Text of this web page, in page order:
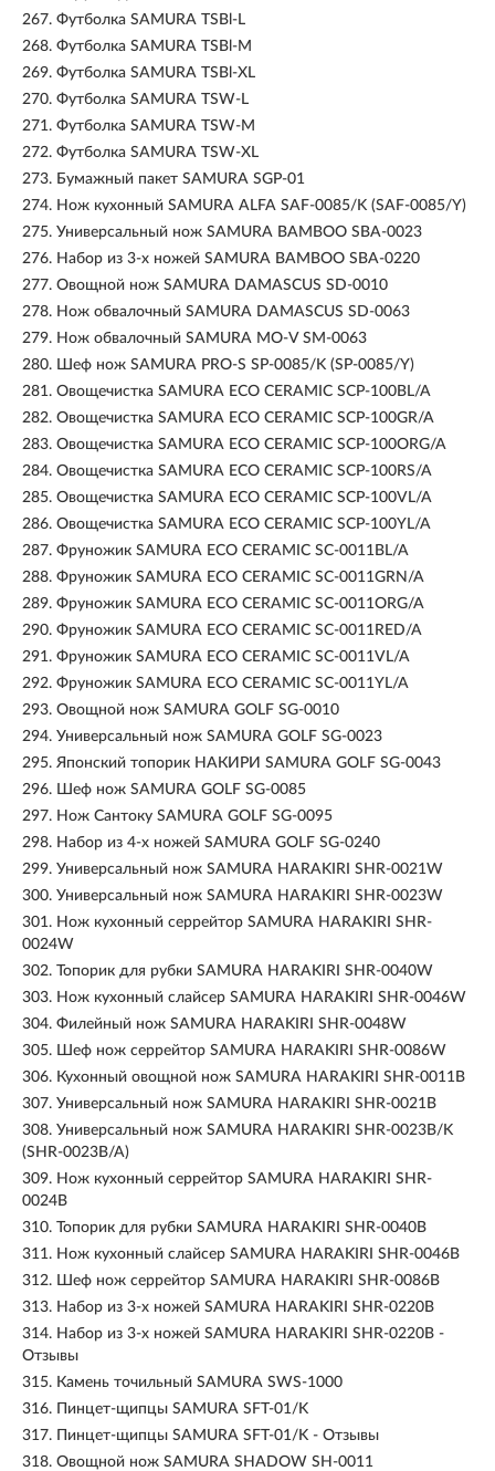
267. Футболка SAMURA TSBl-L
268. Футболка SAMURA TSBl-M
269. Футболка SAMURA TSBl-XL
270. Футболка SAMURA TSW-L
271. Футболка SAMURA TSW-M
272. Футболка SAMURA TSW-XL
273. Бумажный пакет SAMURA SGP-01
274. Нож кухонный SAMURA ALFA SAF-0085/K (SAF-0085/Y)
275. Универсальный нож SAMURA BAMBOO SBA-0023
276. Набор из 3-х ножей SAMURA BAMBOO SBA-0220
277. Овощной нож SAMURA DAMASCUS SD-0010
278. Нож обвалочный SAMURA DAMASCUS SD-0063
279. Нож обвалочный SAMURA MO-V SM-0063
280. Шеф нож SAMURA PRO-S SP-0085/K (SP-0085/Y)
281. Овощечистка SAMURA ECO CERAMIC SCP-100BL/A
282. Овощечистка SAMURA ECO CERAMIC SCP-100GR/A
283. Овощечистка SAMURA ECO CERAMIC SCP-100ORG/A
284. Овощечистка SAMURA ECO CERAMIC SCP-100RS/A
285. Овощечистка SAMURA ECO CERAMIC SCP-100VL/A
286. Овощечистка SAMURA ECO CERAMIC SCP-100YL/A
287. Фруножик SAMURA ECO CERAMIC SC-0011BL/A
288. Фруножик SAMURA ECO CERAMIC SC-0011GRN/A
289. Фруножик SAMURA ECO CERAMIC SC-0011ORG/A
290. Фруножик SAMURA ECO CERAMIC SC-0011RED/A
291. Фруножик SAMURA ECO CERAMIC SC-0011VL/A
292. Фруножик SAMURA ECO CERAMIC SC-0011YL/A
293. Овощной нож SAMURA GOLF SG-0010
294. Универсальный нож SAMURA GOLF SG-0023
295. Японский топорик НАКИРИ SAMURA GOLF SG-0043
296. Шеф нож SAMURA GOLF SG-0085
297. Нож Сантоку SAMURA GOLF SG-0095
298. Набор из 4-x ножей SAMURA GOLF SG-0240
299. Универсальный нож SAMURA HARAKIRI SHR-0021W
300. Универсальный нож SAMURA HARAKIRI SHR-0023W
301. Нож кухонный серрейтор SAMURA HARAKIRI SHR-
0024W
302. Топорик для рубки SAMURA HARAKIRI SHR-0040W
303. Нож кухонный слайсер SAMURA HARAKIRI SHR-0046W
304. Филейный нож SAMURA HARAKIRI SHR-0048W
305. Шеф нож серрейтор SAMURA HARAKIRI SHR-0086W
306. Кухонный овощной нож SAMURA HARAKIRI SHR-0011B
307. Универсальный нож SAMURA HARAKIRI SHR-0021B
308. Универсальный нож SAMURA HARAKIRI SHR-0023B/K
(SHR-0023B/A)
309. Нож кухонный серрейтор SAMURA HARAKIRI SHR-
0024B
310. Топорик для рубки SAMURA HARAKIRI SHR-0040B
311. Нож кухонный слайсер SAMURA HARAKIRI SHR-0046B
312. Шеф нож серрейтор SAMURA HARAKIRI SHR-0086B
313. Набор из 3-х ножей SAMURA HARAKIRI SHR-0220B
314. Набор из 3-х ножей SAMURA HARAKIRI SHR-0220B -
Отзывы
315. Камень точильный SAMURA SWS-1000
316.
Пинцет-щипцы SAMURA SFT-01/K
317.
Пинцет-щипцы SAMURA SFT-01/K - Отзывы
318. Овощной нож SAMURA SHADOW SH-0011